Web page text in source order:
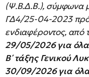
(Ψ.Β.Δ.Β.), σύμφωνα
ΓΔ4/25-04-2023
ενδιαφέροντος, από
29/05/2026 για όλα
Β΄ τάξης Γενικού
30/09/2026 για όλα